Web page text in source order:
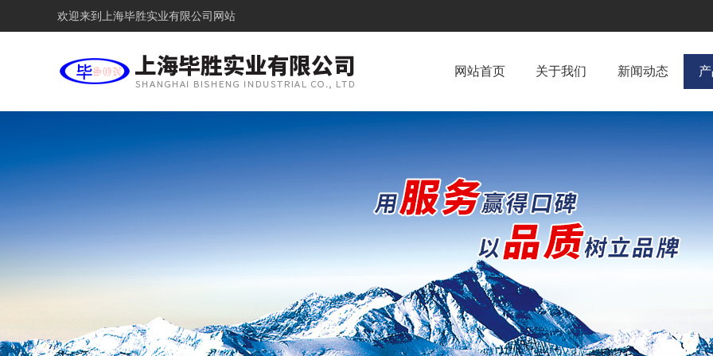
欢迎来到 上海毕胜实业有限公司网站
网站首页 关于我们 新闻动态